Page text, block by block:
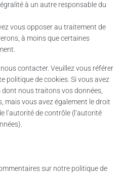
à un autre responsable du
vous opposer au traitement de
à moins que certaines
contacter. Veuillez vous référer
politique de cookies. Si vous avez
nous traitons vos données,
mais vous avez également le droit
l’autorité de contrôle (l’autorité
sur notre politique de